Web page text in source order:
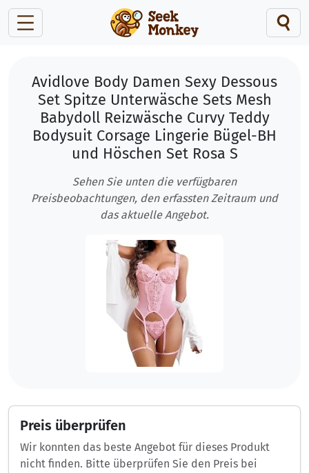
Avidlove Body Damen Sexy Dessous
Set Spitze Unterwäsche Sets Mesh
Babydoll Reizwäsche Curvy Teddy
Bodysuit Corsage Lingerie Bügel-BH
und Höschen Set Rosa S
Sehen Sie unten die verfügbaren
Preisbeobachtungen, den erfassten Zeitraum und
das aktuelle Angebot.
Preis überprüfen
Wir konnten das beste Angebot für dieses Produkt
nicht finden. Bitte überprüfen Sie den Preis bei